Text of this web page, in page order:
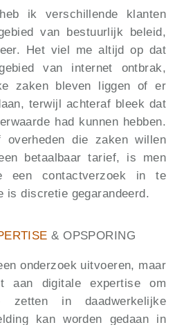
ik verschillende klanten
van bestuurlijk beleid,
Het viel me altijd op dat
van internet ontbrak,
zaken bleven liggen of er
terwijl achteraf bleek dat
had kunnen hebben.
overheden die zaken willen
betaalbaar tarief, is men
een contactverzoek in te
is discretie gegarandeerd.
& OPSPORING
onderzoek uitvoeren, maar
aan digitale expertise om
zetten in daadwerkelijke
kan worden gedaan in